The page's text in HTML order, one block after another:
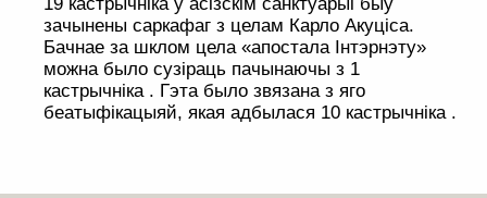
19 кастрычніка ў асізскім санктуарыі быў
зачынены саркафаг з целам Карло Акуціса.
Бачнае за шклом цела «апостала Інтэрнэту»
можна было сузіраць пачынаючы з 1
кастрычніка . Гэта было звязана з яго
беатыфікацыяй, якая адбылася 10 кастрычніка .